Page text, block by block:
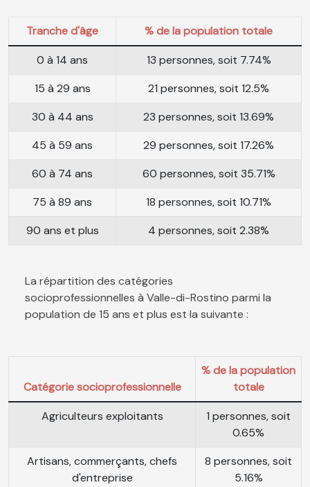
Tranche d'âge
% de la population totale
0 à 14 ans
13 personnes, soit 7.74%
15 à 29 ans
21 personnes, soit 12.5%
30 à 44 ans
23 personnes, soit 13.69%
45 à 59 ans
29 personnes, soit 17.26%
60 à 74 ans
60 personnes, soit 35.71%
75 à 89 ans
18 personnes, soit 10.71%
90 ans et plus
4 personnes, soit 2.38%
La répartition des catégories
socioprofessionnelles à Valle-di-Rostino parmi la
population de 15 ans et plus est la suivante :
Catégorie socioprofessionnelle
% de la population
totale
Agriculteurs exploitants
1 personnes, soit
0.65%
Artisans, commerçants, chefs
d'entreprise
8 personnes, soit
5.16%